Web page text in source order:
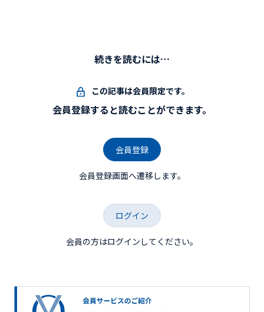
続きを読むには…
この記事は会員限定です。
会員登録すると読むことができます。
会員登録
会員登録画面へ遷移します。
ログイン
会員の方はログインしてください。